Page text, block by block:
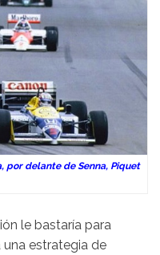
por delante de Senna, Piquet
le bastaría para
una estrategia de